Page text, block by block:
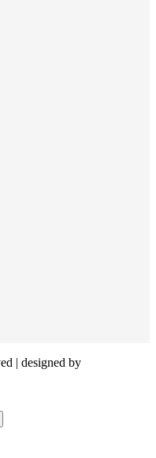
| designed by